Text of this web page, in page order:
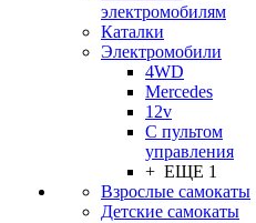
электромобилям
Каталки
Электромобили
4WD
Mercedes
12v
С пультом
управления
+ ЕЩЕ 1
Взрослые самокаты
Детские самокаты